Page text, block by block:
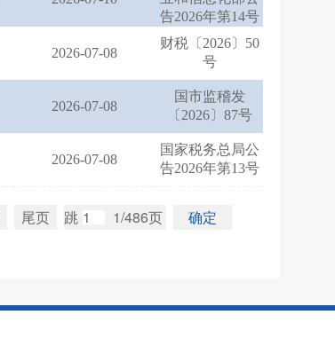
告2026年第14号
2026-07-08
财税〔2026〕50
号
2026-07-08
国市监稽发
〔2026〕87号
2026-07-08
国家税务总局公
告2026年第13号
尾页 跳 1/486页 确定